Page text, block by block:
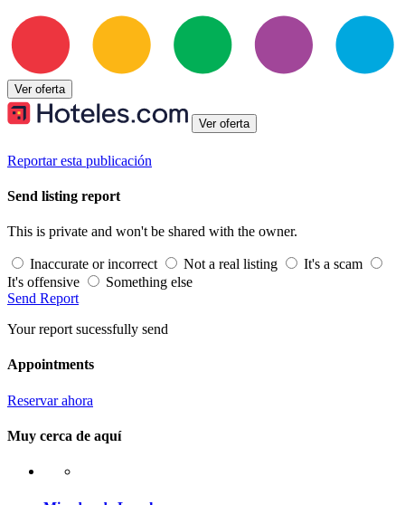
Ver oferta
Ver oferta
Reportar esta publicación
Send listing report
This is private and won't be shared with the owner.
Inaccurate or incorrect Not a real listing
It's a scam
It's offensive
Something else
Send Report
Your report sucessfully send
Appointments
Reservar ahora
Muy cerca de aquí